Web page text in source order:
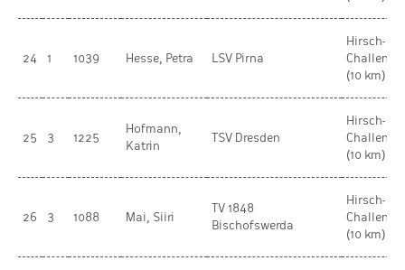
24 1 1039 Hesse, Petra LSV Pirna
Hirsch-
Challenge
(10 km)
25 3 1225
Hofmann,
Katrin
TSV Dresden
Hirsch-
Challenge
(10 km)
26 3 1088 Mai, Siiri
TV 1848
Bischofswerda
Hirsch-
Challenge
(10 km)